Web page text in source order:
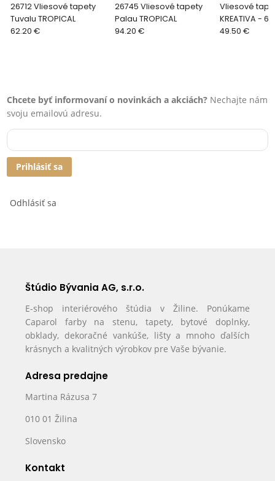
26712 Vliesové tapety
Tuvalu TROPICAL
62.20 €
26745 Vliesové tapety
Palau TROPICAL
94.20 €
Vliesové
KREATIVA -
49.50 €
Chcete byť informovaní o novinkách a akciách? Nechajte nám
svoju emailovú adresu.
Prihlásiť sa
Odhlásiť sa
Štúdio Bývania AG, s.r.o.
E-shop interiérového štúdia v Žiline. Ponúkame
Caparol farby na stenu, tapety, bytové doplnky,
obklady, dekoračné vankúše, lišty a mnoho ďalších
krásnych a kvalitných výrobkov pre Vaše bývanie.
Adresa predajne
Martina Rázusa 7
010 01 Žilina
Slovensko
Kontakt